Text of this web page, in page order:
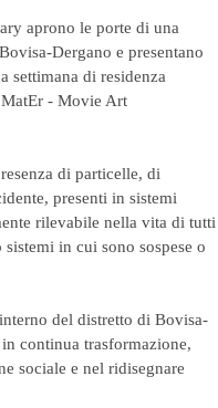
aprono le porte di una
Dergano e presentano
settimana di residenza
- Movie Art
di particelle, di
presenti in sistemi
rilevabile nella vita di tutti
in cui sono sospese o
del distretto di Bovisa-
continua trasformazione,
sociale e nel ridisegnare